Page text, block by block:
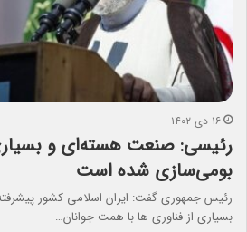
۱۶ دی ۱۴۰۲
رئیسی: صنعت هسته‌ای و
بومی‌سازی شده است
رئیس جمهوری گفت: ایران اسلامی کشور
بسیاری از فناوری ها با همت جوانان…